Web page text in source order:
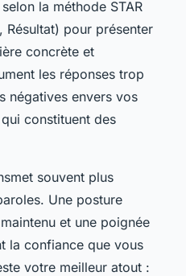
la méthode STAR
Résultat) pour présenter
concrète et
les réponses trop
négatives envers vos
constituent des
souvent plus
Une posture
et une poignée
la confiance que vous
votre meilleur atout :